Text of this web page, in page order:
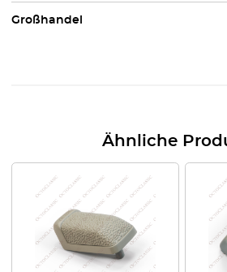
Großhandel
Ähnliche